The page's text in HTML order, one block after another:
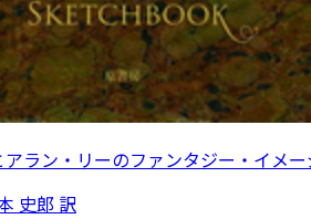
ラン・リーのファンタジー・イメ
史郎 訳